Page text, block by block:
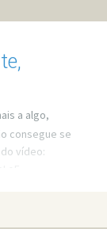
a algo,
consegue se
vídeo: